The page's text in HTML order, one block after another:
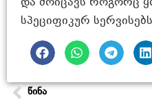
სპეციფიკურ
ᲬᲘᲜᲐ